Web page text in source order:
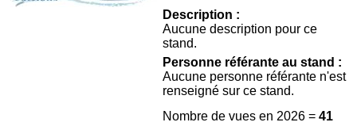
Description :
Aucune description pour ce
stand.
Personne référante au stand :
Aucune personne référante n'est
renseigné sur ce stand.
Nombre de vues en 2026 = 41